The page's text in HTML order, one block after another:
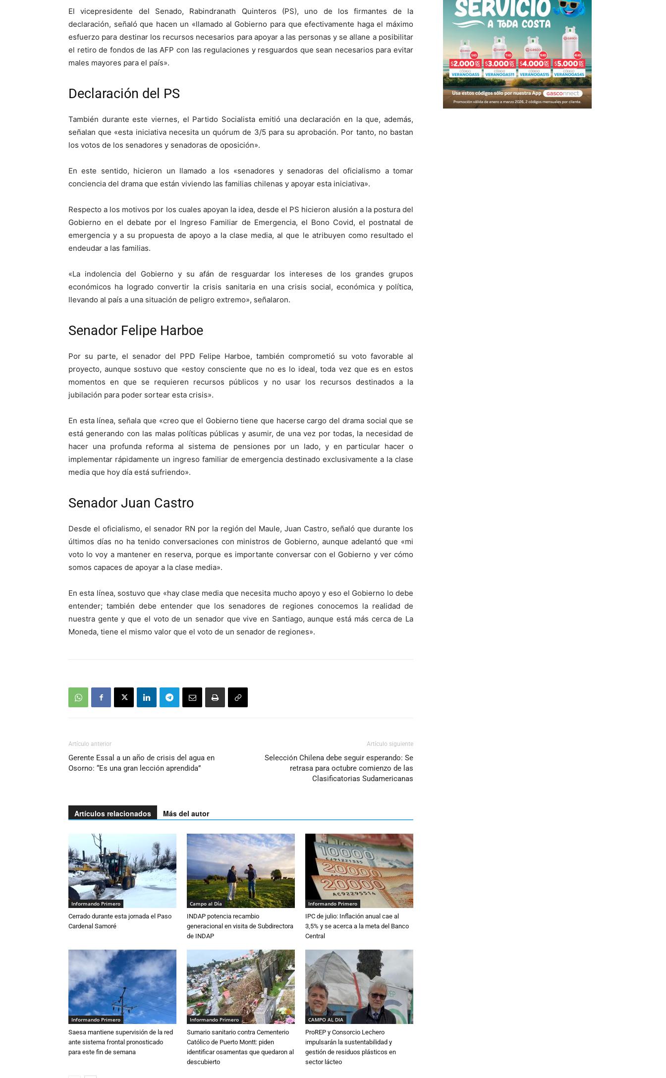
El vicepresidente del Senado, Rabindranath Quinteros (PS), uno de los firmantes de la
declaración, señaló que hacen un «llamado al Gobierno para que efectivamente haga el máximo
esfuerzo para destinar los recursos necesarios para apoyar a las personas y se allane a posibilitar
el retiro de fondos de las AFP con las regulaciones y resguardos que sean necesarios para evitar
males mayores para el país».
Declaración del PS
También durante este viernes, el Partido Socialista emitió una declaración en la que, además,
señalan que «esta iniciativa necesita un quórum de 3/5 para su aprobación. Por tanto, no bastan
los votos de los senadores y senadoras de oposición».
En este sentido, hicieron un llamado a los «senadores y senadoras del oficialismo a tomar
conciencia del drama que están viviendo las familias chilenas y apoyar esta iniciativa».
Respecto a los motivos por los cuales apoyan la idea, desde el PS hicieron alusión a la postura del
Gobierno en el debate por el Ingreso Familiar de Emergencia, el Bono Covid, el postnatal de
emergencia y a su propuesta de apoyo a la clase media, al que le atribuyen como resultado el
endeudar a las familias.
«La indolencia del Gobierno y su afán de resguardar los intereses de los grandes grupos
económicos ha logrado convertir la crisis sanitaria en una crisis social, económica y política,
llevando al país a una situación de peligro extremo», señalaron.
Senador Felipe Harboe
Por su parte, el senador del PPD Felipe Harboe, también comprometió su voto favorable al
proyecto, aunque sostuvo que «estoy consciente que no es lo ideal, toda vez que es en estos
momentos en que se requieren recursos públicos y no usar los recursos destinados a la
jubilación para poder sortear esta crisis».
En esta línea, señala que «creo que el Gobierno tiene que hacerse cargo del drama social que se
está generando con las malas políticas públicas y asumir, de una vez por todas, la necesidad de
hacer una profunda reforma al sistema de pensiones por un lado, y en particular hacer o
implementar rápidamente un ingreso familiar de emergencia destinado exclusivamente a la clase
media que hoy día está sufriendo».
Senador Juan Castro
Desde el oficialismo, el senador RN por la región del Maule, Juan Castro, señaló que durante los
últimos días no ha tenido conversaciones con ministros de Gobierno, aunque adelantó que «mi
voto lo voy a mantener en reserva, porque es importante conversar con el Gobierno y ver cómo
somos capaces de apoyar a la clase media».
En esta línea, sostuvo que «hay clase media que necesita mucho apoyo y eso el Gobierno lo debe
entender; también debe entender que los senadores de regiones conocemos la realidad de
nuestra gente y que el voto de un senador que vive en Santiago, aunque está más cerca de La
Moneda, tiene el mismo valor que el voto de un senador de regiones».
Artículo anterior
Gerente Essal a un año de crisis del agua en
Osorno: “Es una gran lección aprendida”
Artículo siguiente
Selección Chilena debe seguir esperando: Se
retrasa para octubre comienzo de las
Clasificatorias Sudamericanas
Artículos relacionados Más del autor
Informando Primero
Cerrado durante esta jornada el Paso
Cardenal Samoré
Campo al Día
INDAP potencia recambio
generacional en visita de Subdirectora
de INDAP
Informando Primero
IPC de julio: Inflación anual cae al
3,5% y se acerca a la meta del Banco
Central
Informando Primero
Saesa mantiene supervisión de la red
ante sistema frontal pronosticado
para este fin de semana
Informando Primero
Sumario sanitario contra Cementerio
Católico de Puerto Montt: piden
identificar osamentas que quedaron al
descubierto
CAMPO AL DIA
ProREP y Consorcio Lechero
impulsarán la sustentabilidad y
gestión de residuos plásticos en
sector lácteo